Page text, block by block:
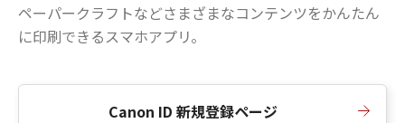
ペーパークラフトなどさまざまなコンテンツをかんたん
に印刷できるスマホアプリ。
Canon ID 新規登録ページ